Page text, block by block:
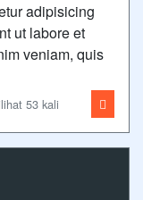
adipisicing
ut labore et
veniam, quis
53 kali